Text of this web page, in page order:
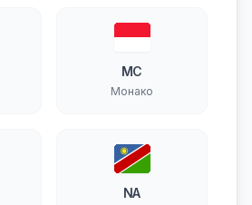
MC
Монако
NA